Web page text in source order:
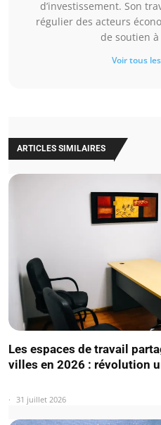
d’investissement. Son
régulier des acteurs
de soutien
Voir tous
ARTICLES SIMILAIRES
Les espaces de travail
villes en 2026 : révolution
31 juillet 2026